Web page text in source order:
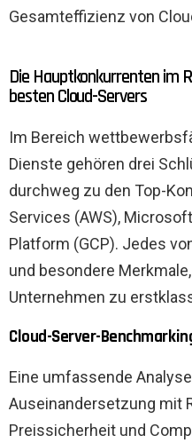
Gesamteffizienz von
Die Hauptkonkurrenten im
besten Cloud-Servers
Im Bereich
Dienste gehören drei
durchweg zu den Top-
Services (AWS),
Platform (GCP). Jedes
und besondere
Unternehmen zu
Cloud-Server-
Eine umfassende
Auseinandersetzung mit
Preissicherheit und